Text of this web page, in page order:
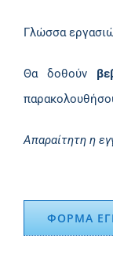
Γλώσσα
Θα δοθούν
Απαραίτητη η
ΦΟΡΜΑ